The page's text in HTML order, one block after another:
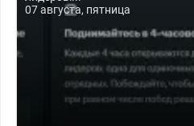
07 августа, пятница